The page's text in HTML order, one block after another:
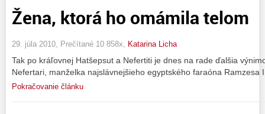
Žena, ktorá ho omámila telom
29. júla 2010, Prečítané 10 858x, Katarina Licha
Tak po kráľovnej Hatšepsut a Nefertiti je dnes na rade ďalšia
Nefertari, manželka najslávnejšieho egyptského faraóna Ramzesa
Pokračovanie článku